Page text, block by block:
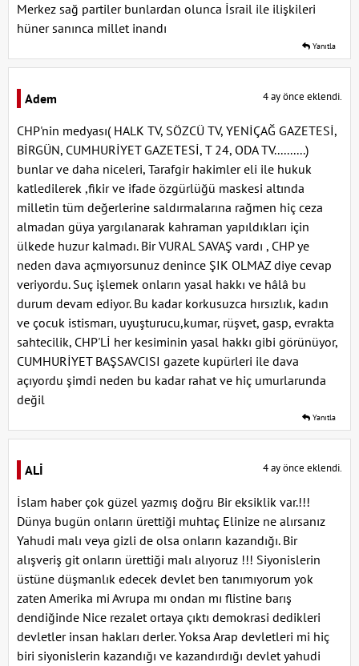
Merkez sağ partiler bunlardan olunca İsrail ile ilişkileri
hüner sanınca millet inandı
Yanıtla
Adem 4 ay önce eklendi.
CHP'nin medyası( HALK TV, SÖZCÜ TV, YENİÇAĞ GAZETESİ,
BİRGÜN, CUMHURİYET GAZETESİ, T 24, ODA TV..........)
bunlar ve daha niceleri, Tarafgir hakimler eli ile hukuk
katledilerek ,fikir ve ifade özgürlüğü maskesi altında
milletin tüm değerlerine saldırmalarına rağmen hiç ceza
almadan güya yargılanarak kahraman yapıldıkları için
ülkede huzur kalmadı. Bir VURAL SAVAŞ vardı , CHP ye
neden dava açmıyorsunuz denince ŞIK OLMAZ diye cevap
veriyordu. Suç işlemek onların yasal hakkı ve hâlâ bu
durum devam ediyor. Bu kadar korkusuzca hırsızlık, kadın
ve çocuk istismarı, uyuşturucu,kumar, rüşvet, gasp, evrakta
sahtecilik, CHP'Lİ her kesiminin yasal hakkı gibi görünüyor,
CUMHURİYET BAŞSAVCISI gazete kupürleri ile dava
açıyordu şimdi neden bu kadar rahat ve hiç umurlarunda
değil
Yanıtla
ALİ 4 ay önce eklendi.
İslam haber çok güzel yazmış doğru Bir eksiklik var.!!!
Dünya bugün onların ürettiği muhtaç Elinize ne alırsanız
Yahudi malı veya gizli de olsa onların kazandığı. Bir
alışveriş git onların ürettiği malı alıyoruz !!! Siyonislerin
üstüne düşmanlık edecek devlet ben tanımıyorum yok
zaten Amerika mi Avrupa mı ondan mı flistine barış
dendiğinde Nice rezalet ortaya çıktı demokrasi dedikleri
devletler insan hakları derler. Yoksa Arap devletleri mi hiç
biri siyonislerin kazandığı ve kazandırdığı devlet yahudi